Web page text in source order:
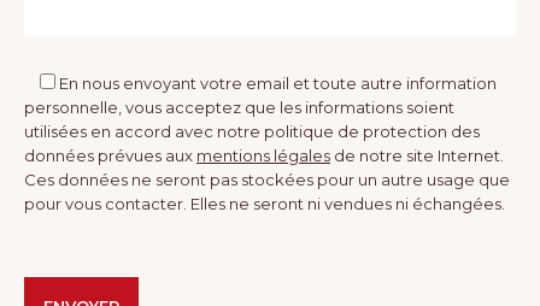
En nous envoyant votre email et toute autre information
personnelle, vous acceptez que les informations soient
utilisées en accord avec notre politique de protection des
données prévues aux mentions légales de notre site Internet.
Ces données ne seront pas stockées pour un autre usage que
pour vous contacter. Elles ne seront ni vendues ni échangées.
Veuillez laisser ce champ vide.